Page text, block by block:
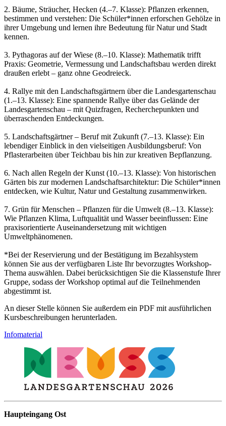
2. Bäume, Sträucher, Hecken (4.–7. Klasse): Pflanzen erkennen,
bestimmen und verstehen: Die Schüler*innen erforschen Gehölze in
ihrer Umgebung und lernen ihre Bedeutung für Natur und Stadt
kennen.
3. Pythagoras auf der Wiese (8.–10. Klasse): Mathematik trifft
Praxis: Geometrie, Vermessung und Landschaftsbau werden direkt
draußen erlebt – ganz ohne Geodreieck.
4. Rallye mit den Landschaftsgärtnern über die Landesgartenschau
(1.–13. Klasse): Eine spannende Rallye über das Gelände der
Landesgartenschau – mit Quizfragen, Recherchepunkten und
überraschenden Entdeckungen.
5. Landschaftsgärtner – Beruf mit Zukunft (7.–13. Klasse): Ein
lebendiger Einblick in den vielseitigen Ausbildungsberuf: Von
Pflasterarbeiten über Teichbau bis hin zur kreativen Bepflanzung.
6. Nach allen Regeln der Kunst (10.–13. Klasse): Von historischen
Gärten bis zur modernen Landschaftsarchitektur: Die Schüler*innen
entdecken, wie Kultur, Natur und Gestaltung zusammenwirken.
7. Grün für Menschen – Pflanzen für die Umwelt (8.–13. Klasse):
Wie Pflanzen Klima, Luftqualität und Wasser beeinflussen: Eine
praxisorientierte Auseinandersetzung mit wichtigen
Umweltphänomenen.
*Bei der Reservierung und der Bestätigung im Bezahlsystem
können Sie aus der verfügbaren Liste Ihr bevorzugtes Workshop-
Thema auswählen. Dabei berücksichtigen Sie die Klassenstufe Ihrer
Gruppe, sodass der Workshop optimal auf die Teilnehmenden
abgestimmt ist.
An dieser Stelle können Sie außerdem ein PDF mit ausführlichen
Kursbeschreibungen herunterladen.
Infomaterial
Haupteingang Ost